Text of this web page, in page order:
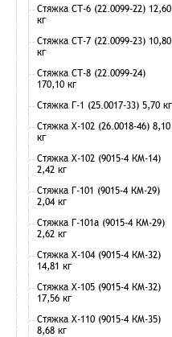
Стяжка СТ-6 (22.0099-22) 12,60
кг
Стяжка СТ-7 (22.0099-23) 10,80
кг
Стяжка СТ-8 (22.0099-24)
170,10 кг
Стяжка Г-1 (25.0017-33) 5,70 кг
Стяжка Х-102 (26.0018-46) 8,10
кг
Стяжка Х-102 (9015-4 КМ-14)
2,42 кг
Стяжка Г-101 (9015-4 КМ-29)
2,04 кг
Стяжка Г-101а (9015-4 КМ-29)
2,62 кг
Стяжка Х-104 (9015-4 КМ-32)
14,81 кг
Стяжка Х-105 (9015-4 КМ-32)
17,56 кг
Стяжка Х-110 (9015-4 КМ-35)
8,68 кг